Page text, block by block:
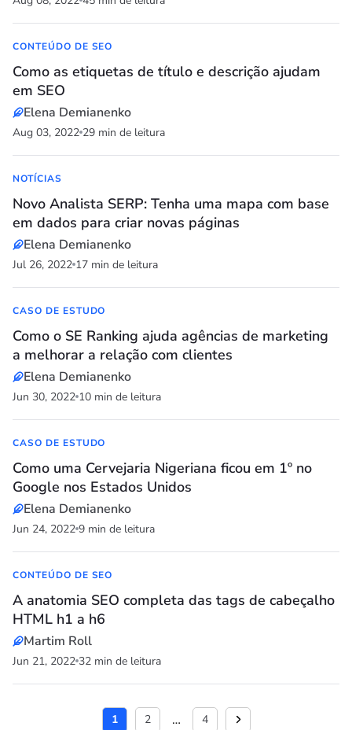
CONTEÚDO DE SEO
Como as etiquetas de título e descrição ajudam
em SEO
Elena Demianenko
Aug 03, 2022 29 min de leitura
NOTÍCIAS
Novo Analista SERP: Tenha uma mapa com base
em dados para criar novas páginas
Elena Demianenko
Jul 26, 2022 17 min de leitura
CASO DE ESTUDO
Como o SE Ranking ajuda agências de marketing
a melhorar a relação com clientes
Elena Demianenko
Jun 30, 2022 10 min de leitura
CASO DE ESTUDO
Como uma Cervejaria Nigeriana ficou em 1º no
Google nos Estados Unidos
Elena Demianenko
Jun 24, 2022 9 min de leitura
CONTEÚDO DE SEO
A anatomia SEO completa das tags de cabeçalho
HTML h1 a h6
Martim Roll
Jun 21, 2022 32 min de leitura
1 2 … 4